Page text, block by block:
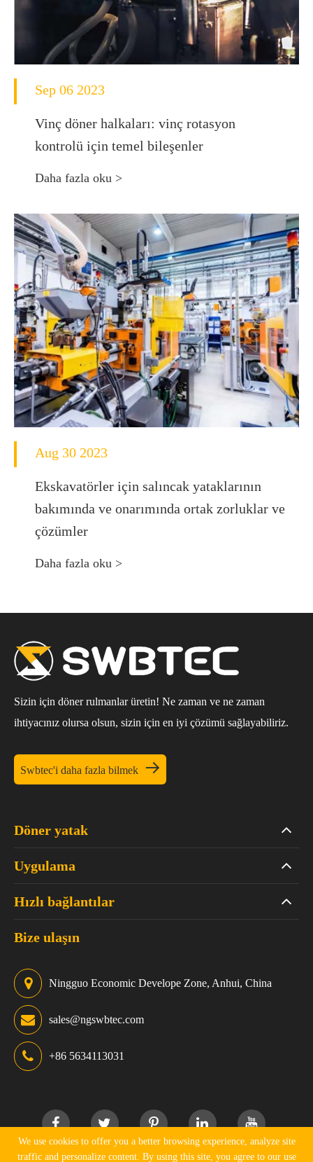
Sep 06 2023
Vinç döner halkaları: vinç rotasyon
kontrolü için temel bileşenler
Daha fazla oku >
Aug 30 2023
Ekskavatörler için salıncak yataklarının
bakımında ve onarımında ortak zorluklar ve
çözümler
Daha fazla oku >
Sizin için döner rulmanlar üretin! Ne zaman ve ne zaman
ihtiyacınız olursa olsun, sizin için en iyi çözümü sağlayabiliriz.
Swbtec'i daha fazla bilmek 
Döner yatak
Uygulama
Hızlı bağlantılar
Bize ulaşın
Ningguo Economic Develope Zone, Anhui, China
sales@ngswbtec.com
+86 5634113031
We use cookies to offer you a better browsing experience, analyze site
traffic and personalize content. By using this site, you agree to our use